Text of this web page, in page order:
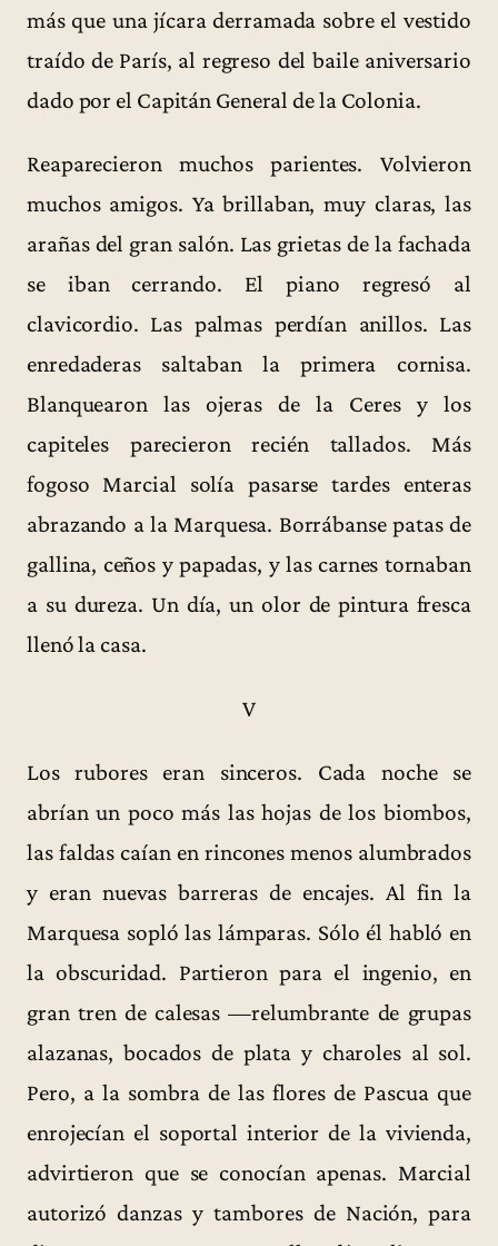
más que una jícara derramada sobre el vestido
traído de París, al regreso del baile aniversario
dado por el Capitán General de la Colonia.
Reaparecieron muchos parientes. Volvieron
muchos amigos. Ya brillaban, muy claras, las
arañas del gran salón. Las grietas de la fachada
se iban cerrando. El piano regresó al
clavicordio. Las palmas perdían anillos. Las
enredaderas saltaban la primera cornisa.
Blanquearon las ojeras de la Ceres y los
capiteles parecieron recién tallados. Más
fogoso Marcial solía pasarse tardes enteras
abrazando a la Marquesa. Borrábanse patas de
gallina, ceños y papadas, y las carnes tornaban
a su dureza. Un día, un olor de pintura fresca
llenó la casa.
V
Los rubores eran sinceros. Cada noche se
abrían un poco más las hojas de los biombos,
las faldas caían en rincones menos alumbrados
y eran nuevas barreras de encajes. Al fin la
Marquesa sopló las lámparas. Sólo él habló en
la obscuridad. Partieron para el ingenio, en
gran tren de calesas —relumbrante de grupas
alazanas, bocados de plata y charoles al sol.
Pero, a la sombra de las flores de Pascua que
enrojecían el soportal interior de la vivienda,
advirtieron que se conocían apenas. Marcial
autorizó danzas y tambores de Nación, para